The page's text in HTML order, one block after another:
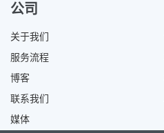
公司
关于我们
服务流程
博客
联系我们
媒体